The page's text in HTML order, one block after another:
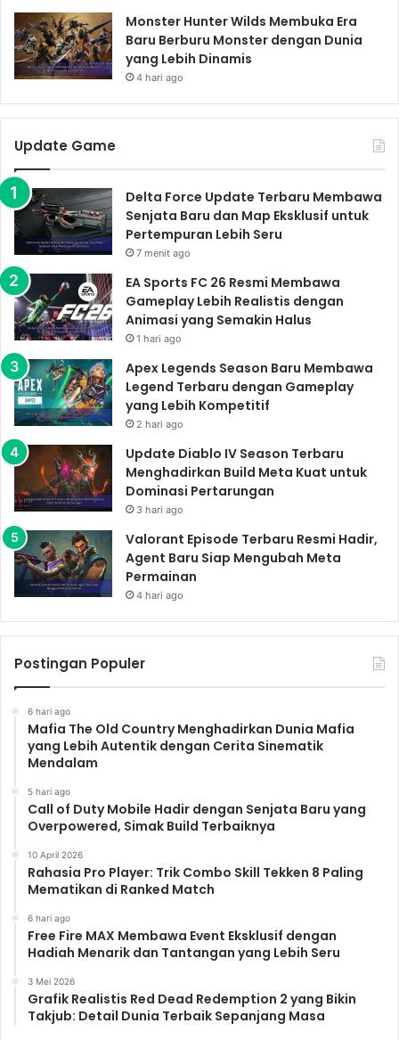
mungkin juga fitur-fitur baru yang inovatif.
Nintendo selalu dikenal dengan game-game
eksklusif mereka yang unik dan menghibur,
menjadi daya tarik utama bagi para penggemar.
Keunggulan Nintendo Switch 2:
Portabilitas yang menjadi ciri khas Nintendo.
Game-game eksklusif yang unik dan inovatif.
Pengalaman bermain yang menyenangkan dan
adiktif.
Kekurangan Nintendo Switch 2
(Potensial):
Performa grafis yang mungkin masih di bawah
konsol generasi terbaru lainnya.
Pilihan game yang mungkin kurang beragam
dibandingkan konsol lainnya.
Faktor-Faktor Penting dalam
Memilih Game Konsol
Terbaik 2025
Memilihgame konsol terbaik di tahun 2025
beberapa faktor penting yang perlu
dipertimbangkan:
1. Budget:
Konsol game memiliki rentang harga yang
beragam. Tentukan terlebih dahulu budget Anda
sebelum memutuskan pilihan.
2. Game Eksklusif:
Pertimbangkan game-game eksklusif yang
ditawarkan oleh masing-masing konsol. Apakah
ada game tertentu yang sangat Anda inginkan?
3. Fitur Online:
Apakah Anda sering bermainonline? Perhatikan
kualitas layanan onlinedan fitur-fitur yang
Monster Hunter Wilds Membuka Era
Baru Berburu Monster dengan Dunia
yang Lebih Dinamis
4 hari ago
Update Game
Delta Force Update Terbaru Membawa
Senjata Baru dan Map Eksklusif untuk
Pertempuran Lebih Seru
7 menit ago
EA Sports FC 26 Resmi Membawa
Gameplay Lebih Realistis dengan
Animasi yang Semakin Halus
1 hari ago
Apex Legends Season Baru Membawa
Legend Terbaru dengan Gameplay
yang Lebih Kompetitif
2 hari ago
Update Diablo IV Season Terbaru
Menghadirkan Build Meta Kuat untuk
Dominasi Pertarungan
3 hari ago
Valorant Episode Terbaru Resmi Hadir,
Agent Baru Siap Mengubah Meta
Permainan
4 hari ago
Postingan Populer
6 hari ago
Mafia The Old Country Menghadirkan Dunia Mafia
yang Lebih Autentik dengan Cerita Sinematik
Mendalam
5 hari ago
Call of Duty Mobile Hadir dengan Senjata Baru yang
Overpowered, Simak Build Terbaiknya
10 April 2026
Rahasia Pro Player: Trik Combo Skill Tekken 8 Paling
Mematikan di Ranked Match
6 hari ago
Free Fire MAX Membawa Event Eksklusif dengan
Hadiah Menarik dan Tantangan yang Lebih Seru
3 Mei 2026
Grafik Realistis Red Dead Redemption 2 yang Bikin
Takjub: Detail Dunia Terbaik Sepanjang Masa